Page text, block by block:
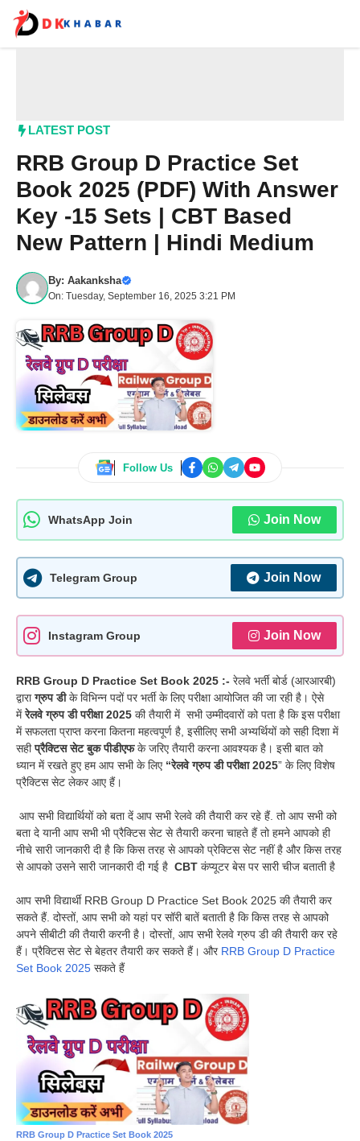
content
LATEST POST
RRB Group D Practice Set
Book 2025 (PDF) With Answer
Key -15 Sets | CBT Based
New Pattern | Hindi Medium
By: Aakanksha
On: Tuesday, September 16, 2025 3:21 PM
Follow Us
WhatsApp Join Join Now
Telegram Group Join Now
Instagram Group Join Now
RRB Group D Practice Set Book 2025 :- रेलवे भर्ती बोर्ड (आरआरबी)
द्वाराग्रुप डीके विभिन्न पदों पर भर्ती के लिए परीक्षा आयोजित की जा रही है। ऐसे
मेंरेलवे ग्रुप डी परीक्षा 2025 की तैयारी में सभी उम्मीदवारों को पता है कि इस परीक्षा
में सफलता प्राप्त करना कितना महत्वपूर्ण है, इसीलिए सभी अभ्यर्थियों को सही दिशा में
सहीप्रैक्टिस सेट बुक पीडीएफके जरिए तैयारी करना आवश्यक है। इसी बात को
ध्यान में रखते हुए हम आप सभी के लिए “रेलवे ग्रुप डी परीक्षा 2025” के लिए विशेष
प्रैक्टिस सेट लेकर आए हैं।
आप सभी विद्यार्थियों को बता दें आप सभी रेलवे की तैयारी कर रहे हैं. तो आप सभी को
बता दे यानी आप सभी भी प्रैक्टिस सेट से तैयारी करना चाहते हैं तो हमने आपको ही
नीचे सारी जानकारी दी है कि किस तरह से आपको प्रेक्टिस सेट नहीं है और किस तरह
से आपको उसने सारी जानकारी दी गई है CBT कंप्यूटर बेस पर सारी चीज बताती है
आप सभी विद्यार्थी RRB Group D Practice Set Book 2025 की तैयारी कर
सकते हैं. दोस्तों, आप सभी को यहां पर सॉरी बातें बताती है कि किस तरह से आपको
अपने सीबीटी की तैयारी करनी है। दोस्तों, आप सभी रेलवे ग्रुप डी की तैयारी कर रहे
हैं। प्रैक्टिस सेट से बेहतर तैयारी कर सकते हैं। और RRB Group D Practice
Set Book 2025 सकते हैं
RRB Group D Practice Set Book 2025